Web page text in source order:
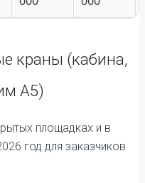
краны (кабина,
А5)
площадках и в
год для заказчиков